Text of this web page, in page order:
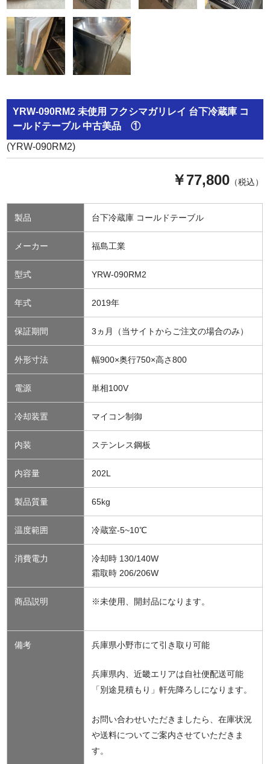
YRW-090RM2 未使用 フクシマガリレイ 台下冷蔵庫 コ
ールドテーブル 中古美品 ①
(YRW-090RM2)
￥77,800（税込）
製品 台下冷蔵庫 コールドテーブル
メーカー 福島工業
型式 YRW-090RM2
年式 2019年
保証期間 3ヵ月（当サイトからご注文の場合のみ）
外形寸法 幅900×奥行750×高さ800
電源 単相100V
冷却装置 マイコン制御
内装 ステンレス鋼板
内容量 202L
製品質量 65kg
温度範囲 冷蔵室-5~10℃
消費電力
冷却時 130/140W
霜取時 206/206W
商品説明 ※未使用、開封品になります。
備考 兵庫県小野市にて引き取り可能
兵庫県内、近畿エリアは自社便配送可能
「別途見積もり」軒先降ろしになります。
お問い合わせいただきましたら、在庫状況
や送料についてご案内させていただきま
す。